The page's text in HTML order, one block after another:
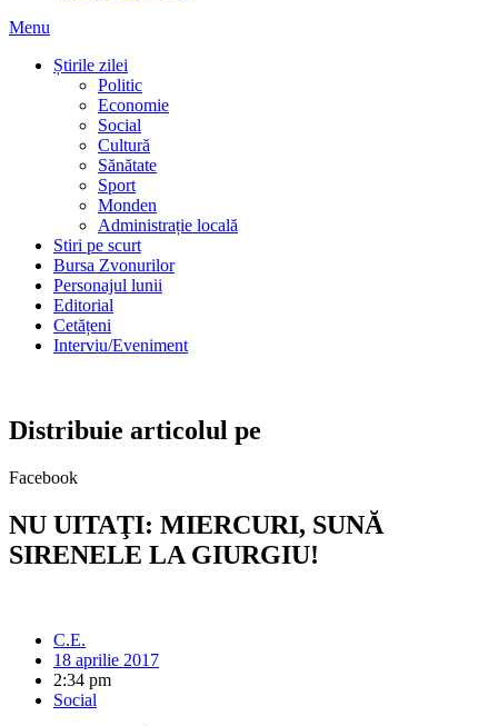
Menu
Știrile zilei
Politic
Economie
Social
Cultură
Sănătate
Sport
Monden
Administrație locală
Stiri pe scurt
Bursa Zvonurilor
Personajul lunii
Editorial
Cetățeni
Interviu/Eveniment
Distribuie articolul pe
Facebook
NU UITAŢI: MIERCURI, SUNĂ
SIRENELE LA GIURGIU!
C.E.
18 aprilie 2017
2:34 pm
Social